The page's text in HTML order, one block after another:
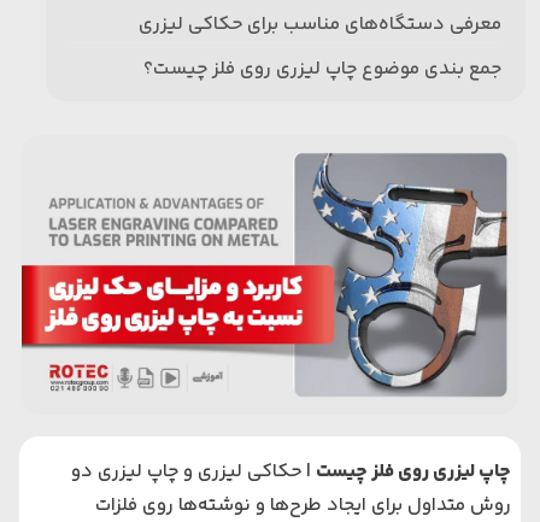
معرفی دستگاه‌های مناسب برای حکاکی لیزری
جمع بندی موضوع چاپ لیزری روی فلز چیست؟
چاپ لیزری روی فلز چیست | حکاکی لیزری و چاپ لیزری دو
روش متداول برای ایجاد طرح‌ها و نوشته‌ها روی فلزات